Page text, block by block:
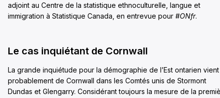
adjoint au Centre de la statistique ethnoculturelle, langue et
immigration à Statistique Canada, en entrevue pour #ONfr.
Le cas inquiétant de Cornwall
La grande inquiétude pour la démographie de l’Est ontarien vient
probablement de Cornwall dans les Comtés unis de Stormont
Dundas et Glengarry. Considérant toujours la mesure de la